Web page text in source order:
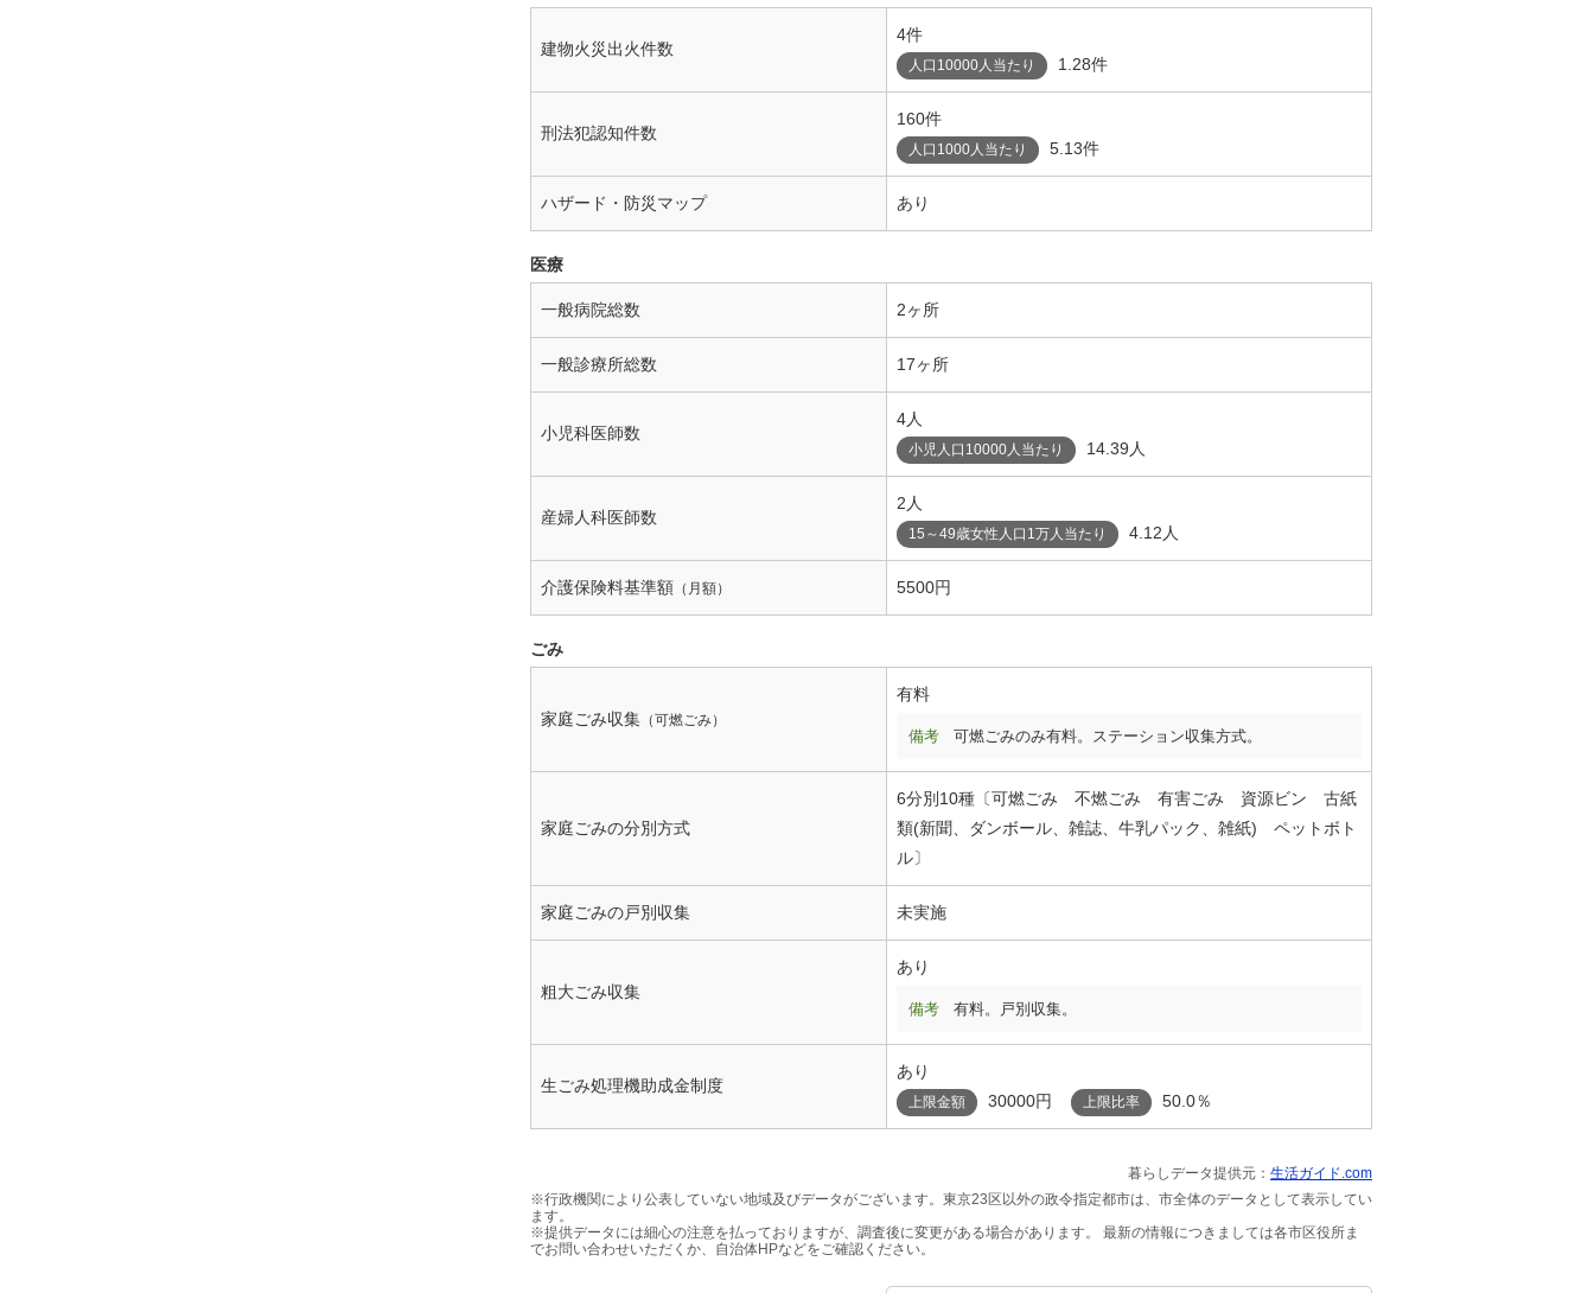
建物火災出火件数
4件
人口10000人当たり 1.28件
刑法犯認知件数
160件
人口1000人当たり 5.13件
ハザード・防災マップ あり
医療
一般病院総数 2ヶ所
一般診療所総数 17ヶ所
小児科医師数
4人
小児人口10000人当たり 14.39人
産婦人科医師数
2人
15～49歳女性人口1万人当たり 4.12人
介護保険料基準額 （月額） 5500円
ごみ
家庭ごみ収集 （可燃ごみ）
有料
備考 可燃ごみのみ有料。ステーション収集方式。
家庭ごみの分別方式
6分別10種〔可燃ごみ 不燃ごみ 有害ごみ 資源ビン 古紙
類(新聞、ダンボール、雑誌、牛乳パック、雑紙) ペットボト
ル〕
家庭ごみの戸別収集 未実施
粗大ごみ収集
あり
備考 有料。戸別収集。
生ごみ処理機助成金制度
あり
上限金額 30000円 上限比率 50.0％
暮らしデータ提供元： 生活ガイド.com
※行政機関により公表していない地域及びデータがございます。東京23区以外の政令指定都市は、市全体のデータとして表示してい
ます。
※提供データには細心の注意を払っておりますが、調査後に変更がある場合があります。 最新の情報につきましては各市区役所ま
でお問い合わせいただくか、自治体HPなどをご確認ください。